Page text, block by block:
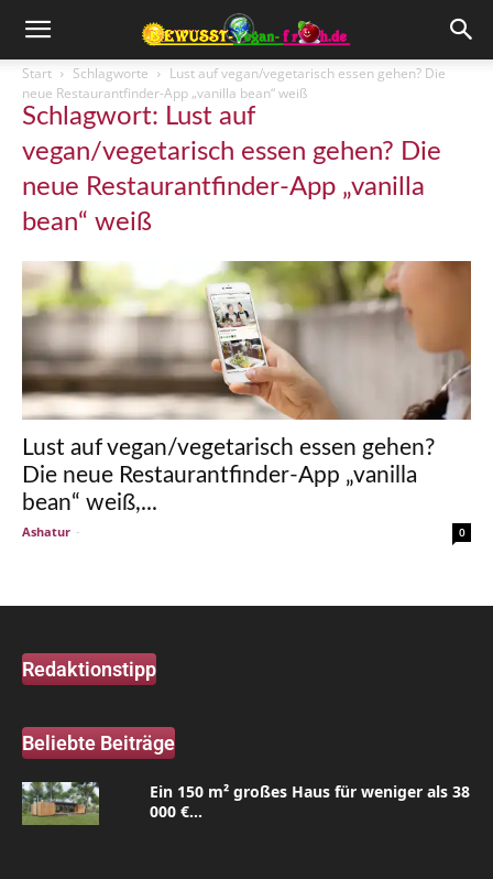
Start Schlagworte
Lust auf vegan/vegetarisch essen gehen? Die
neue Restaurantfinder-App „vanilla bean“ weiß
Schlagwort: Lust auf
vegan/vegetarisch essen gehen? Die
neue Restaurantfinder-App „vanilla
bean“ weiß
Lust auf vegan/vegetarisch essen gehen?
Die neue Restaurantfinder-App „vanilla
bean“ weiß,...
Ashatur - 0
Redaktionstipp
Beliebte Beiträge
Ein 150 m² großes Haus für weniger als 38
000 €...